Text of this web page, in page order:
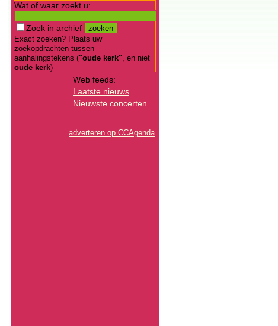
Wat of waar zoekt u:
Zoek in archief
Exact zoeken? Plaats uw
zoekopdrachten tussen
aanhalingstekens ("oude kerk", en niet
oude kerk)
Web feeds:
Laatste nieuws
Nieuwste concerten
adverteren op CCAgenda